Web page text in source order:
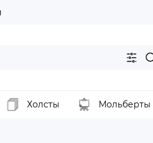
Холсты Мольберты
односторонняя Love story 8,